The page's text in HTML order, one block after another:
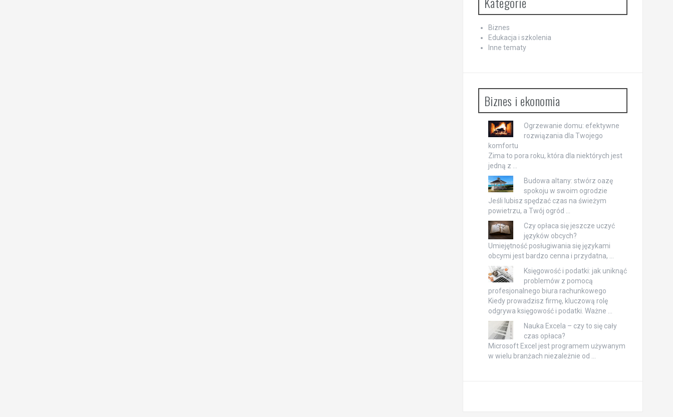
Biznes
Edukacja i szkolenia
Inne tematy
Biznes i ekonomia
Ogrzewanie domu: efektywne
rozwiązania dla Twojego
komfortu
Zima to pora roku, która dla niektórych jest
jedną z …
Budowa altany: stwórz oazę
spokoju w swoim ogrodzie
Jeśli lubisz spędzać czas na świeżym
powietrzu, a Twój ogród …
Czy opłaca się jeszcze uczyć
języków obcych?
Umiejętność posługiwania się językami
obcymi jest bardzo cenna i przydatna, …
Księgowość i podatki: jak uniknąć
problemów z pomocą
profesjonalnego biura rachunkowego
Kiedy prowadzisz firmę, kluczową rolę
odgrywa księgowość i podatki. Ważne …
Nauka Excela – czy to się cały
czas opłaca?
Microsoft Excel jest programem używanym
w wielu branżach niezależnie od …